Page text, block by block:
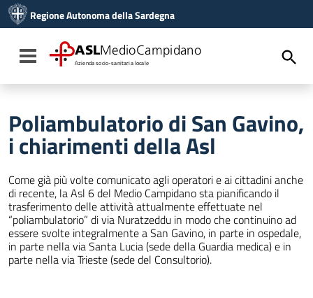
Vai al menu di navigazione
Vai al footer
Regione Autonoma della Sardegna
Toggle navigation
ASLMedioCampidano
Azienda socio-sanitaria locale
Poliambulatorio di San Gavino,
i chiarimenti della Asl
Come già più volte comunicato agli operatori e ai cittadini anche
di recente, la Asl 6 del Medio Campidano sta pianificando il
trasferimento delle attività attualmente effettuate nel
“poliambulatorio” di via Nuratzeddu in modo che continuino ad
essere svolte integralmente a San Gavino, in parte in ospedale,
in parte nella via Santa Lucia (sede della Guardia medica) e in
parte nella via Trieste (sede del Consultorio).